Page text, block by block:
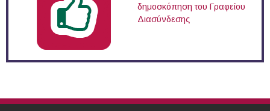
δημοσκόπηση του Γραφείου
Διασύνδεσης